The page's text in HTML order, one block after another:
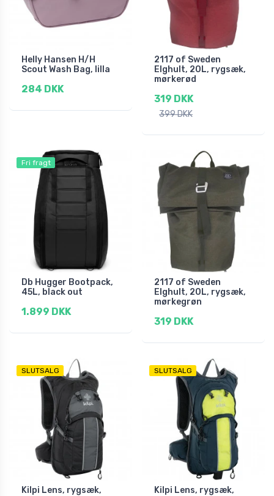
Helly Hansen H/H
Scout Wash Bag, lilla
284 DKK
2117 of Sweden
Elghult, 20L, rygsæk,
mørkerød
319 DKK
399 DKK
Fri fragt
Db Hugger Bootpack,
45L, black out
1.899 DKK
2117 of Sweden
Elghult, 20L, rygsæk,
mørkegrøn
319 DKK
SLUTSALG
Kilpi Lens, rygsæk,
SLUTSALG
Kilpi Lens, rygsæk,